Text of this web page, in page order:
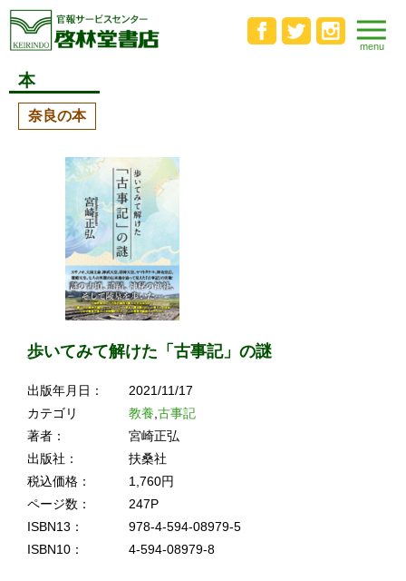
本
奈良の本
歩いてみて解けた「古事記」の謎
出版年月日：
2021/11/17
カテゴリ
教養 古事記
著者：
宮崎正弘
出版社：
扶桑社
税込価格：
1,760円
ページ数：
247P
ISBN13：
978-4-594-08979-5
ISBN10：
4-594-08979-8